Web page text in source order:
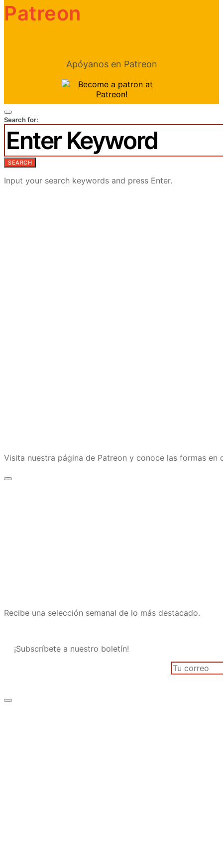
Patreon
Apóyanos en Patreon
Search for:
SEARCH
Input your search keywords and press Enter.
Visita nuestra página de Patreon y conoce las formas en
Recibe una selección semanal de lo más destacado.
¡Subscríbete a nuestro boletín!